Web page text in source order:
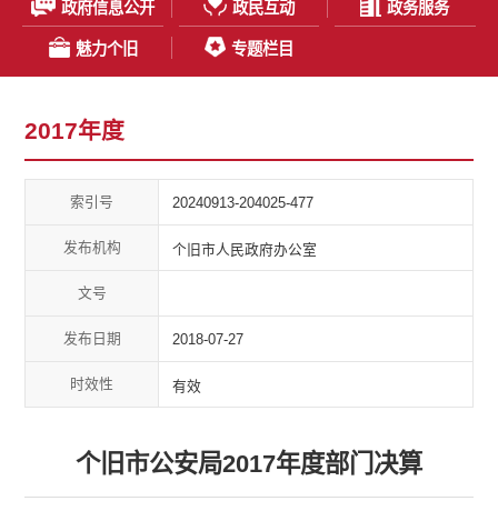
政府信息公开 政民互动 政务服务
魅力个旧 专题栏目
2017年度
索引号 20240913-204025-477
发布机构 个旧市人民政府办公室
文号
发布日期 2018-07-27
时效性 有效
个旧市公安局2017年度部门决算